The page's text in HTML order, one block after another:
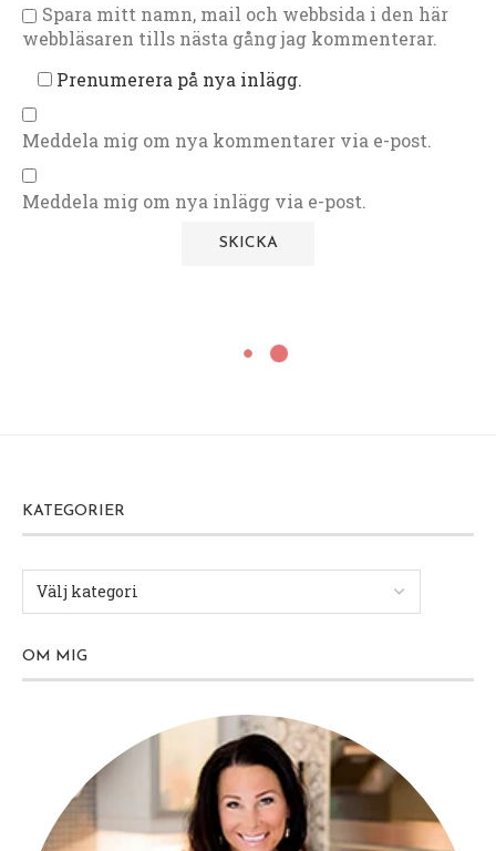
Spara mitt namn, mail och webbsida i den här
webbläsaren tills nästa gång jag kommenterar.
Prenumerera på nya inlägg.
Meddela mig om nya kommentarer via e-post.
Meddela mig om nya inlägg via e-post.
KATEGORIER
OM MIG